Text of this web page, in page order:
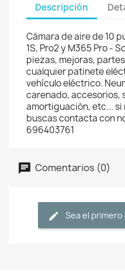
Descripción
Cámara de aire de 10
1S, Pro2 y M365 Pro -
piezas, mejoras,
cualquier patinete
vehículo eléctrico.
carenado, accesorios,
amortiguación, etc... si
buscas contacta con
696403761
Comentarios (0)
Sea el